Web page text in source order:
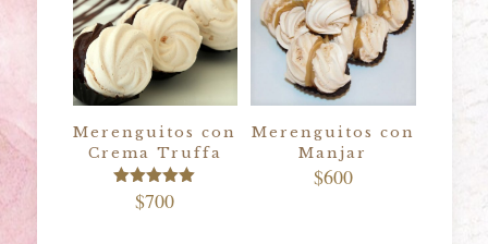
Merenguitos con
Crema Truffa
Valorado
con
$700
Merenguitos con
Manjar
$600